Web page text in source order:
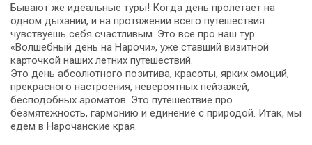
Бывают же идеальные туры! Когда день пролетает на
одном дыхании, и на протяжении всего путешествия
чувствуешь себя счастливым. Это все про наш тур
«Волшебный день на Нарочи», уже ставший визитной
карточкой наших летних путешествий.
Это день абсолютного позитива, красоты, ярких эмоций,
прекрасного настроения, невероятных пейзажей,
бесподобных ароматов. Это путешествие про
безмятежность, гармонию и единение с природой. Итак, мы
едем в Нарочанские края.